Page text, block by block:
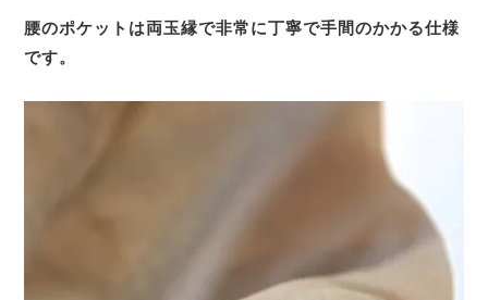
腰のポケットは両玉縁で非常に丁寧で手間のかかる仕様
です。